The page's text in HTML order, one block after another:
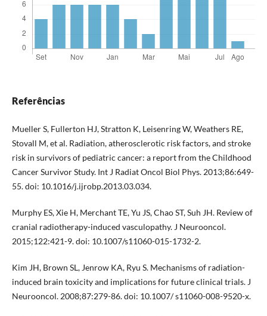
Referências
Mueller S, Fullerton HJ, Stratton K, Leisenring W, Weathers RE,
Stovall M, et al. Radiation, atherosclerotic risk factors, and stroke
risk in survivors of pediatric cancer: a report from the Childhood
Cancer Survivor Study. Int J Radiat Oncol Biol Phys. 2013;86:649-
55. doi: 10.1016/j.ijrobp.2013.03.034.
Murphy ES, Xie H, Merchant TE, Yu JS, Chao ST, Suh JH. Review of
cranial radiotherapy-induced vasculopathy. J Neurooncol.
2015;122:421-9. doi: 10.1007/s11060-015-1732-2.
Kim JH, Brown SL, Jenrow KA, Ryu S. Mechanisms of radiation-
induced brain toxicity and implications for future clinical trials. J
Neurooncol. 2008;87:279-86. doi: 10.1007/ s11060-008-9520-x.